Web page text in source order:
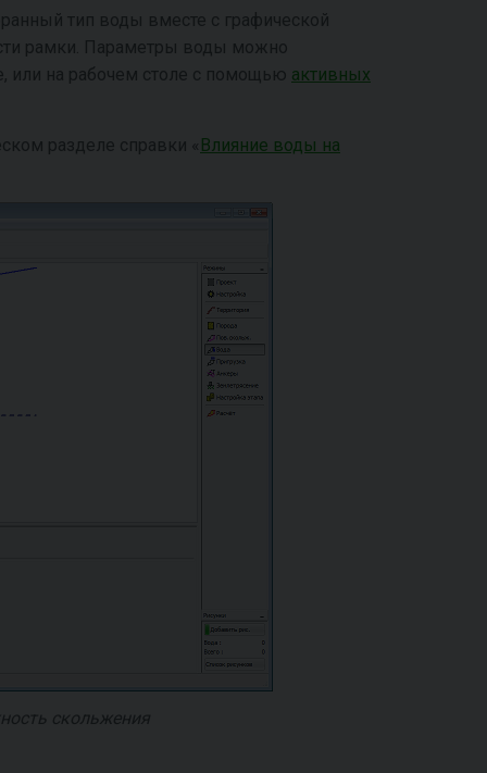
тип воды вместе с графической
рамки. Параметры воды можно
или на рабочем столе с помощью активных
разделе справки « Влияние воды на
скольжения